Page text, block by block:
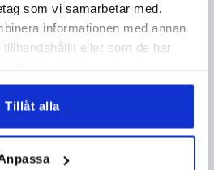
som vi samarbetar med.
informationen med annan
eller som de har
Tillåt alla
D1=15
H1=4,3